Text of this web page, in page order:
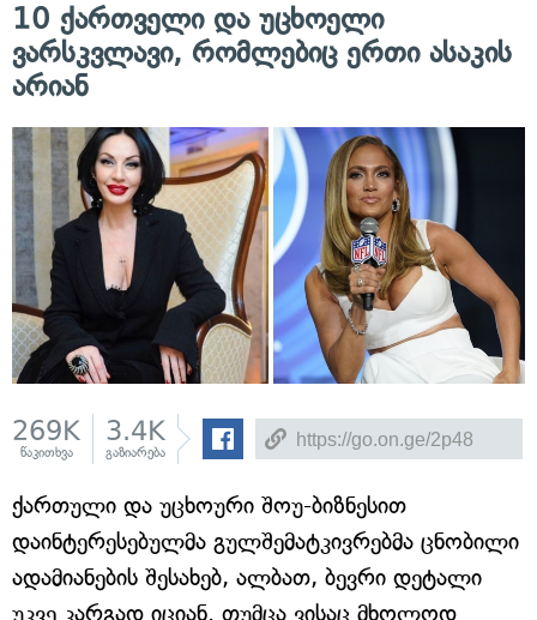
10 ქართველი და უცხოელი
ვარსკვლავი, რომლებიც ერთი ასაკის
არიან
269K
წაკითხვა
3.4K
გაზიარება
ქართული და უცხოური შოუ-ბიზნესით
დაინტერესებულმა გულშემატკივრებმა ცნობილი
ადამიანების შესახებ, ალბათ, ბევრი დეტალი
უკვე კარგად იციან. თუმცა ვისაც მხოლოდ